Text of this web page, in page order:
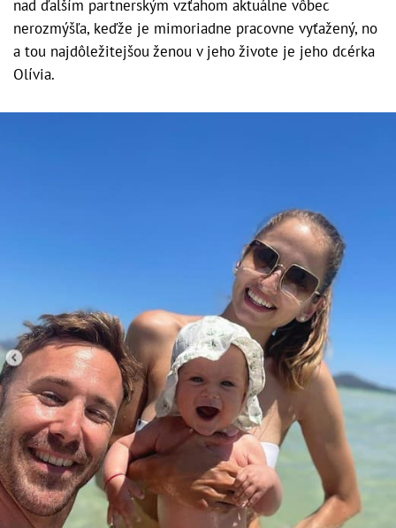
nad ďalším partnerským vzťahom aktuálne vôbec
nerozmýšľa, keďže je mimoriadne pracovne vyťažený, no
a tou najdôležitejšou ženou v jeho živote je jeho dcérka
Olívia.